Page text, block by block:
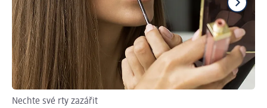
Nechte své rty zazářit